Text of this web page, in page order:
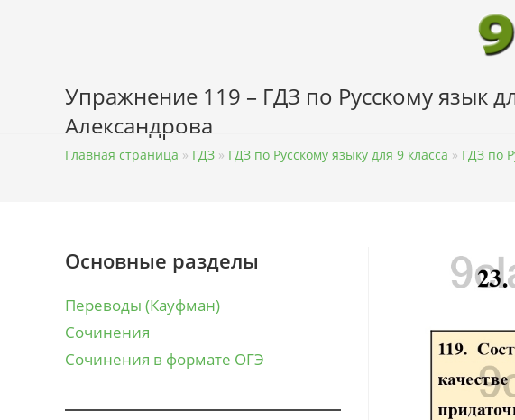
Упражнение 119 – ГДЗ по Русскому язык
Александрова
Главная страница » ГДЗ » ГДЗ по Русскому языку для 9 класса » ГДЗ по
Основные разделы
Переводы (Кауфман)
Сочинения
Сочинения в формате ОГЭ